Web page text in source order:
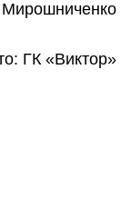
Мирошниченко
ГК «Виктор»